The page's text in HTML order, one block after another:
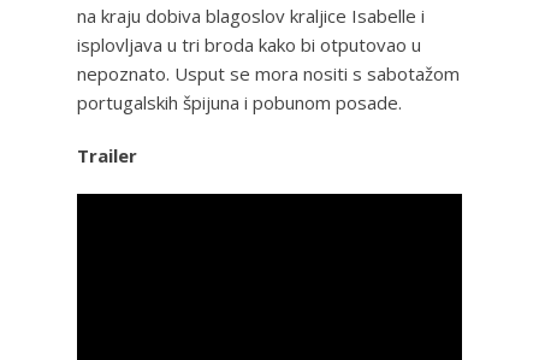
na kraju dobiva blagoslov kraljice Isabelle i
isplovljava u tri broda kako bi otputovao u
nepoznato. Usput se mora nositi s sabotažom
portugalskih špijuna i pobunom posade.
Trailer